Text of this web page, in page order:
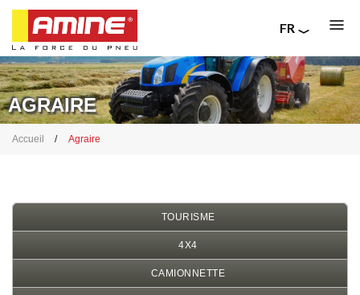
Aller
au
contenu
principal
FR
RU
IT
AGRAIRE
Fil
Accueil Agraire
TOURISME
4X4
CAMIONNETTE